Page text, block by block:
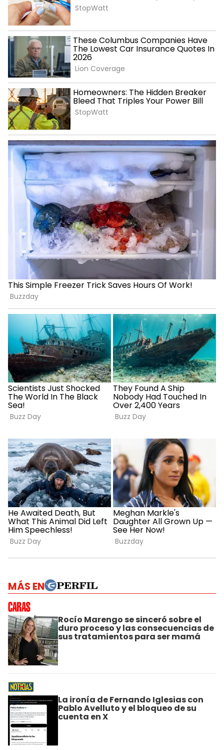
MÁS EN
Rocío Marengo se sinceró sobre el
duro proceso y las consecuencias de
sus tratamientos para ser mamá
La ironía de Fernando Iglesias con
Pablo Avelluto y el bloqueo de su
cuenta en X